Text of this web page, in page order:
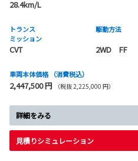
28.4km/L
トランス
ミッション
CVT
駆動方法
2WD FF
車両本体価格 （消費税込）
2,447,500 円 （税抜 2,225,000 円）
詳細をみる
見積りシミュレーション